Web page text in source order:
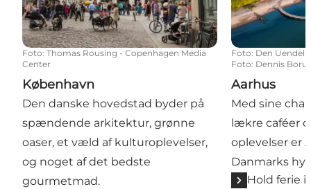
Foto: Thomas Rousing - Copenhagen Media
Center
København
Den danske hovedstad byder på
spændende arkitektur, grønne
oaser, et væld af kulturoplevelser,
og noget af det bedste
gourmetmad.
Foto: Den
Foto: Dennis
Aarhus
Med sine
lækre caféer
oplevelser er
Danmarks
Hold ferie i